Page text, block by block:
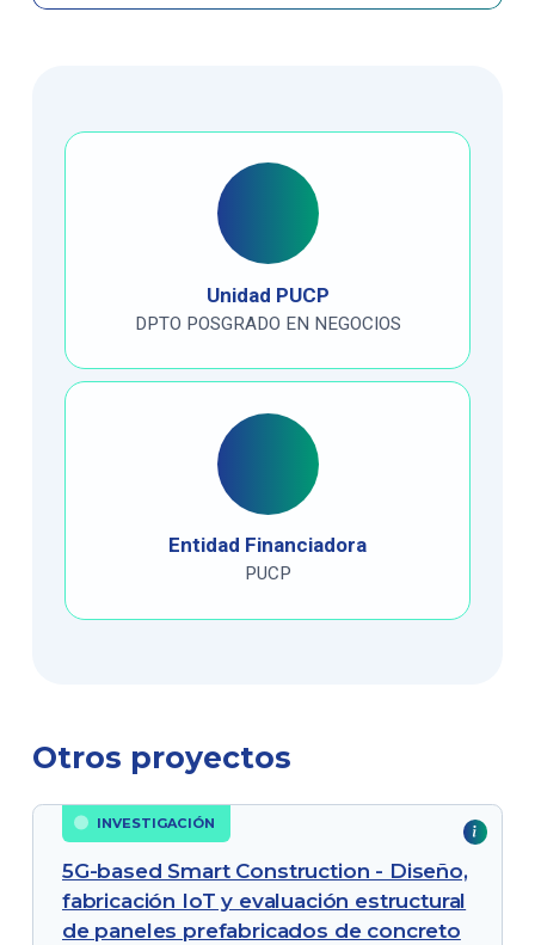
Unidad PUCP
DPTO POSGRADO EN NEGOCIOS
Entidad Financiadora
PUCP
Otros proyectos
INVESTIGACIÓN
5G-based Smart Construction - Diseño,
fabricación IoT y evaluación estructural
de paneles prefabricados de concreto